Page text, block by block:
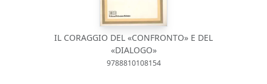
IL CORAGGIO DEL «CONFRONTO» E DEL
«DIALOGO»
9788810108154